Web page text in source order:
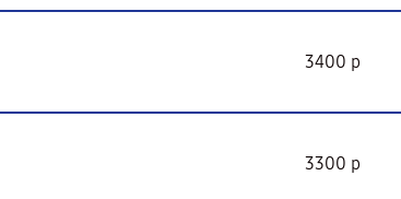
3400 р
3300 р